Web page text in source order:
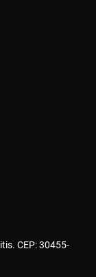
CEP: 30455-